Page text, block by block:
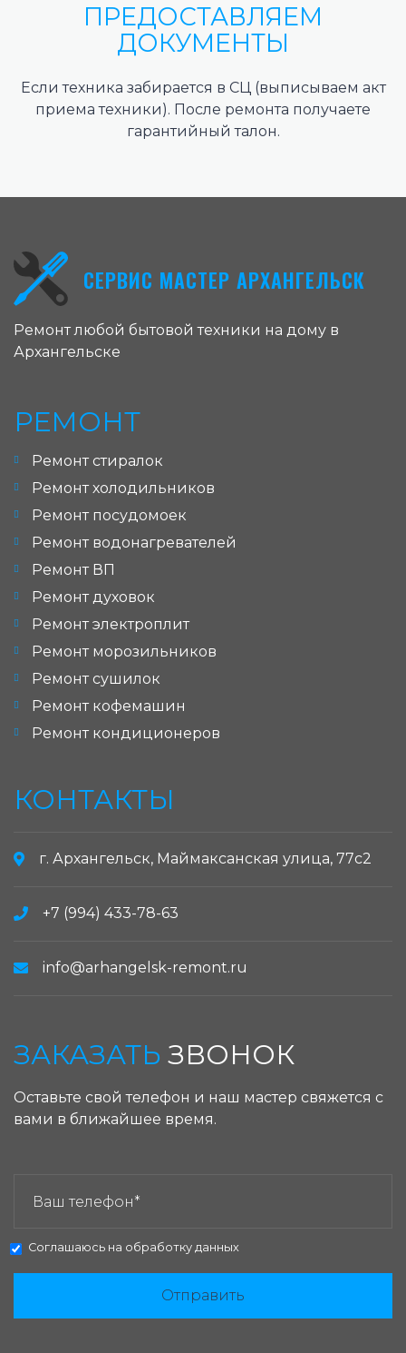
ПРЕДОСТАВЛЯЕМ
ДОКУМЕНТЫ
Если техника забирается в СЦ (выписываем акт
приема техники). После ремонта получаете
гарантийный талон.
СЕРВИС МАСТЕР АРХАНГЕЛЬСК
Ремонт любой бытовой техники на дому в
Архангельске
РЕМОНТ
Ремонт стиралок
Ремонт холодильников
Ремонт посудомоек
Ремонт водонагревателей
Ремонт ВП
Ремонт духовок
Ремонт электроплит
Ремонт морозильников
Ремонт сушилок
Ремонт кофемашин
Ремонт кондиционеров
КОНТАКТЫ
г. Архангельск, Маймаксанская улица, 77с2
+7 (994) 433-78-63
info@arhangelsk-remont.ru
ЗАКАЗАТЬ ЗВОНОК
Оставьте свой телефон и наш мастер свяжется с
вами в ближайшее время.
Соглашаюсь на обработку данных
Отправить